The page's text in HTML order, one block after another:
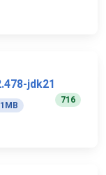
jdk21
716